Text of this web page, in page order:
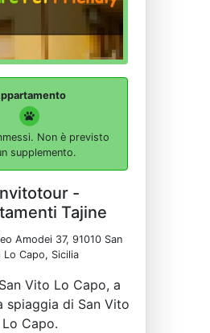
Non è previsto
supplemento.
-
Tajine
Amodei 37, 91010 San
Lo Capo, Sicilia
Vito Lo Capo, a
spiaggia di San Vito
Lo Capo.